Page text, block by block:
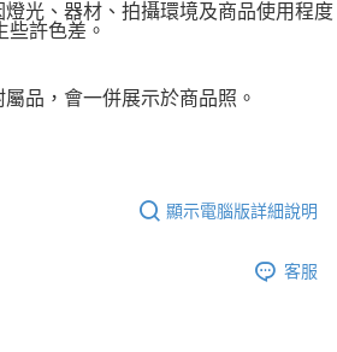
光、器材、拍攝環境及商品使用程度
些許色差。
品，會一併展示於商品照。
顯示電腦版詳細說明
客服